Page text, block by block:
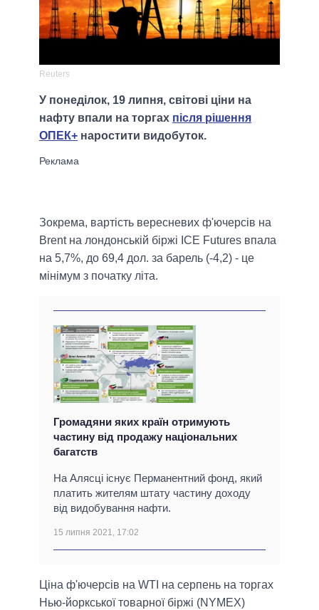
Reuters
У понеділок, 19 липня, світові ціни на
нафту впали на торгах після рішення
ОПЕК+ наростити видобуток.
Зокрема, вартість вересневих ф'ючерсів на
Brent на лондонській біржі ICE Futures впала
на 5,7%, до 69,4 дол. за барель (-4,2) - це
мінімум з початку літа.
Громадяни яких країн отримують
частину від продажу національних
багатств
На Алясці існує Перманентний фонд, який
платить жителям штату частину доходу
від видобування нафти.
15 липня 2021, 17:02
Ціна ф'ючерсів на WTI на серпень на торгах
Нью-йоркської товарної біржі (NYMEX)